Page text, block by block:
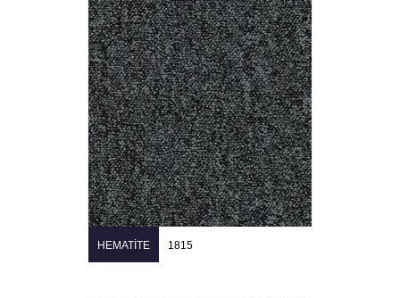
HEMATITE 1815